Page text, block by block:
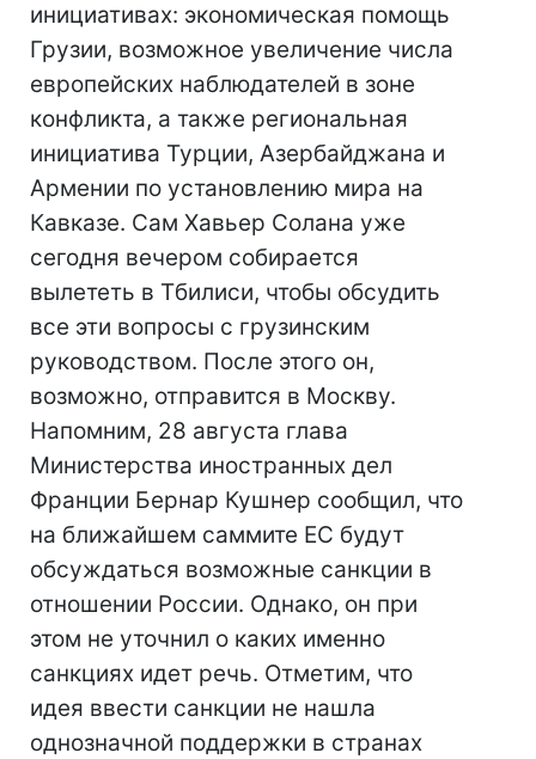
инициативах: экономическая помощь
Грузии, возможное увеличение числа
европейских наблюдателей в зоне
конфликта, а также региональная
инициатива Турции, Азербайджана и
Армении по установлению мира на
Кавказе. Сам Хавьер Солана уже
сегодня вечером собирается
вылететь в Тбилиси, чтобы обсудить
все эти вопросы с грузинским
руководством. После этого он,
возможно, отправится в Москву.
Напомним, 28 августа глава
Министерства иностранных дел
Франции Бернар Кушнер сообщил, что
на ближайшем саммите ЕС будут
обсуждаться возможные санкции в
отношении России. Однако, он при
этом не уточнил о каких именно
санкциях идет речь. Отметим, что
идея ввести санкции не нашла
однозначной поддержки в странах